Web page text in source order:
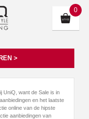
0
>
UniQ, want de Sale is in
en het laatste
online van de hipste
aanbiedingen van